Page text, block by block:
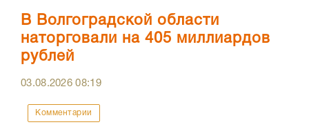
В Волгоградской области
наторговали на 405 миллиардов
рублей
03.08.202608:19
Комментарии